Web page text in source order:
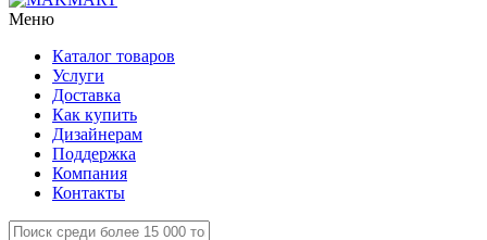
Меню
Каталог товаров
Услуги
Доставка
Как купить
Дизайнерам
Поддержка
Компания
Контакты